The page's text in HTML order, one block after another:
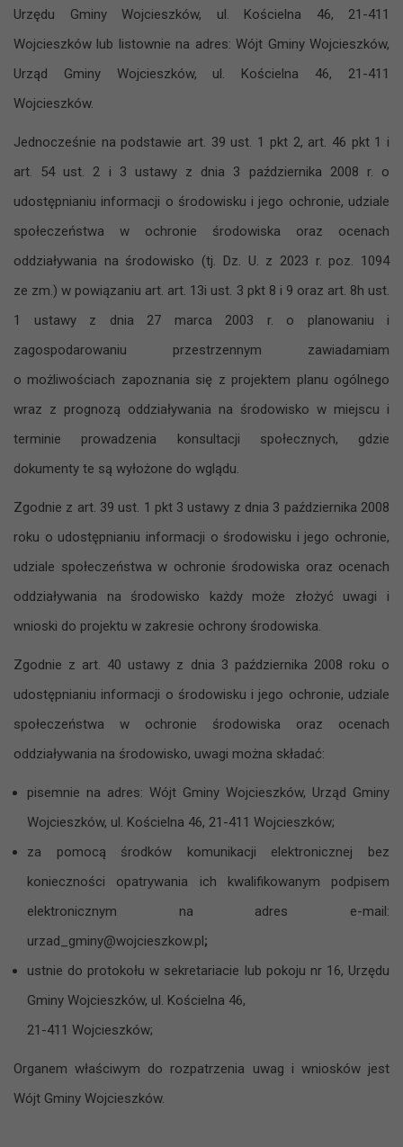
Urzędu Gminy Wojcieszków, ul. Kościelna 46, 21-411
Wojcieszków lub listownie na adres: Wójt Gminy Wojcieszków,
Urząd Gminy Wojcieszków, ul. Kościelna 46, 21-411
Wojcieszków.
Jednocześnie na ‍podstawie art. 39 ust. 1 pkt 2, art. 46 pkt 1 i
‍art. 54 ust. 2 i ‍3 ustawy z ‍dnia 3 października 2008 r. o
‍udostępnianiu informacji o ‍środowisku i ‍jego ochronie, udziale
społeczeństwa w ‍ochronie środowiska oraz ocenach
oddziaływania na ‍środowisko (tj. Dz. U. z ‍2023 r. poz. 1094
ze zm.) w ‍powiązaniu art. art. 13i ust. 3 pkt 8 i 9 oraz art. 8h ust.
1 ustawy z ‍dnia 27 ‍marca 2003 r. o ‍planowaniu i
‍zagospodarowaniu przestrzennym zawiadamiam
o możliwościach zapoznania się z projektem planu ogólnego
wraz z prognozą oddziaływania na środowisko w miejscu i
terminie prowadzenia konsultacji społecznych, gdzie
dokumenty te są wyłożone do wglądu.
Zgodnie z ‍art. 39 ust. 1 pkt 3 ustawy z ‍dnia 3 października 2008
roku o ‍udostępnianiu informacji o ‍środowisku i ‍jego ochronie,
udziale społeczeństwa w ‍ochronie środowiska oraz ocenach
oddziaływania na ‍środowisko ‍każdy może złożyć uwagi i
‍wnioski do ‍projektu w ‍zakresie ochrony środowiska.
Zgodnie z art. 40 ustawy z ‍dnia 3 października 2008 roku o
‍udostępnianiu informacji o ‍środowisku i ‍jego ochronie, udziale
społeczeństwa w ‍ochronie środowiska oraz ocenach
oddziaływania na ‍środowisko, uwagi można składać:
pisemnie na adres: Wójt Gminy Wojcieszków, Urząd Gminy
Wojcieszków, ul. Kościelna 46, 21-411 Wojcieszków;
za pomocą środków komunikacji elektronicznej bez
konieczności opatrywania ich kwalifikowanym podpisem
elektronicznym na adres e-mail:
urzad_gminy@wojcieszkow.pl;
ustnie do protokołu w sekretariacie lub pokoju nr 16, Urzędu
Gminy Wojcieszków, ul. Kościelna 46,
21-411 Wojcieszków;
Organem właściwym do ‍rozpatrzenia uwag i ‍wniosków jest
Wójt Gminy Wojcieszków.